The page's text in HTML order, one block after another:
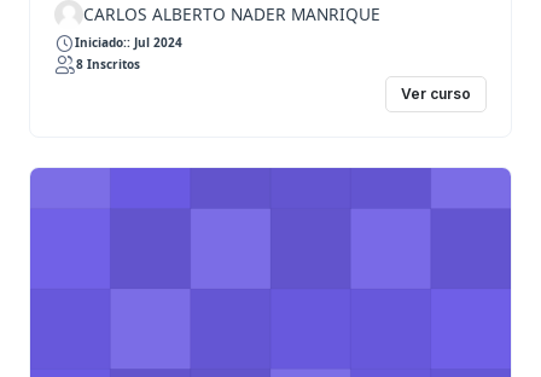
CARLOS ALBERTO NADER MANRIQUE
Iniciado:: Jul 2024
8 Inscritos
Ver curso